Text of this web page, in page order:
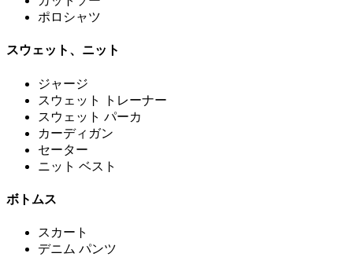
ポロシャツ
スウェット、ニット
ジャージ
スウェット トレーナー
スウェット パーカ
カーディガン
セーター
ニット ベスト
ボトムス
スカート
デニム パンツ